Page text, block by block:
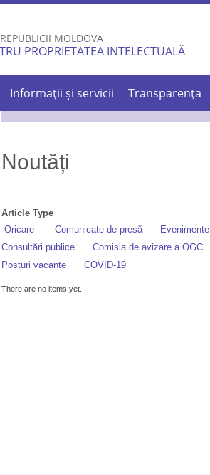
Skip to
content
MOLDOVA
PROPRIETATEA INTELECTUALĂ
Informații și servicii Transparența
Noutăți
Article Type
-Oricare-
Comunicate de presă Evenimente
Consultări publice
Comisia de avizare a OGC
Posturi vacante
COVID-19
There are no items yet.